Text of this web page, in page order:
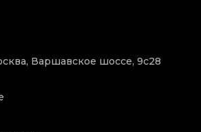
Варшавское шоссе, 9с28